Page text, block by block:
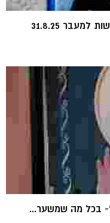
31.8.25
בכל מה שמשער...